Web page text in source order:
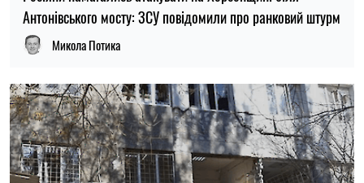
Антонівського мосту: ЗСУ повідомили про ранковий штурм
Микола Потика